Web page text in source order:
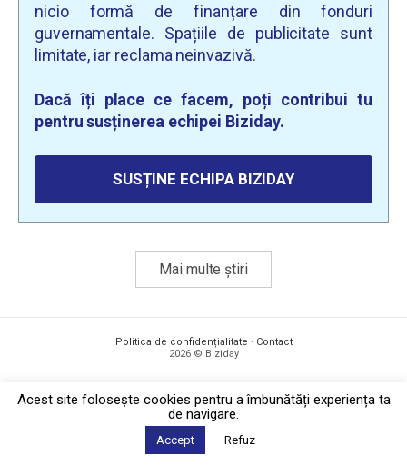
nicio formă de finanțare din fonduri
guvernamentale. Spațiile de publicitate sunt
limitate, iar reclama neinvazivă.
Dacă îți place ce facem, poți contribui tu
pentru susținerea echipei Biziday.
SUSȚINE ECHIPA BIZIDAY
Mai multe știri
Politica de confidențialitate · Contact
2026 © Biziday
Acest site foloseşte cookies pentru a îmbunătăți experiența ta
de navigare.
Accept Refuz